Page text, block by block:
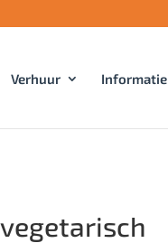
Verhuur Informatie